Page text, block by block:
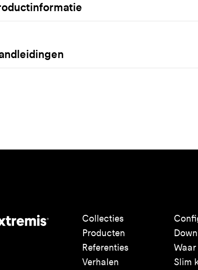
Collecties
Producten
Referenties
Verhalen
Slim